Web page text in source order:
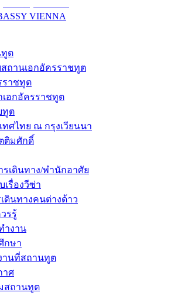
VIENNA
ทูต
สถานเอกอัครราชทูต
ราชทูต
เอกอัครราชทูต
ทูต
ทศไทย ณ กรุงเวียนนา
ติมศักดิ์
เดินทาง/พำนักอาศัย
เรื่องวีซ่า
เดินทางคนต่างด้าว
รรู้
ำงาน
กษา
านที่สถานทูต
าศ
สถานทูต